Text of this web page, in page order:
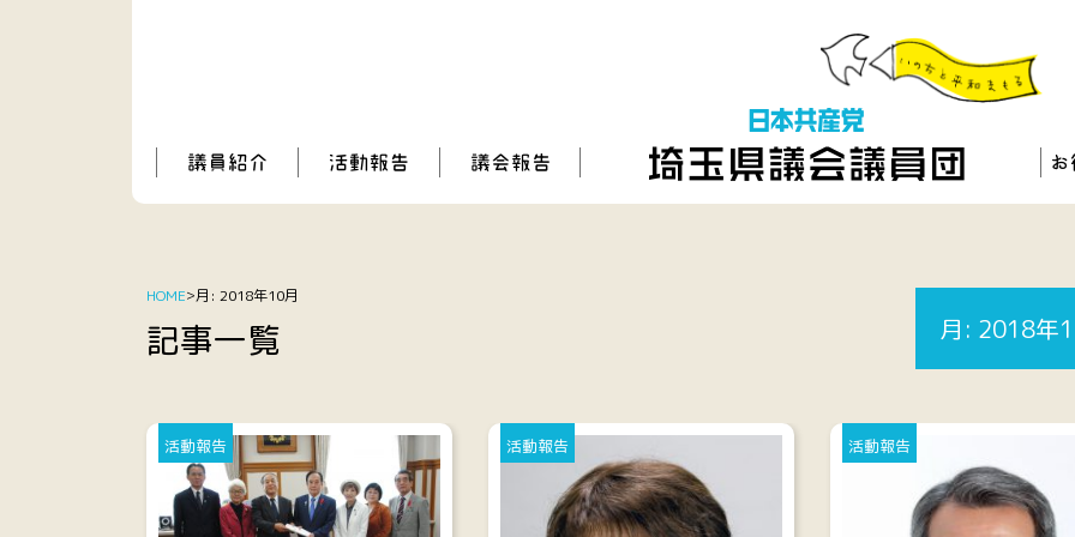
HOME 月: 2018年10月
月: 2018年
記事一覧
活動報告 活動報告 活動報告